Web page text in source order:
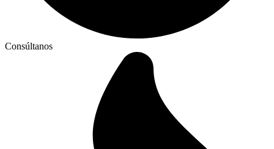
Consúltanos